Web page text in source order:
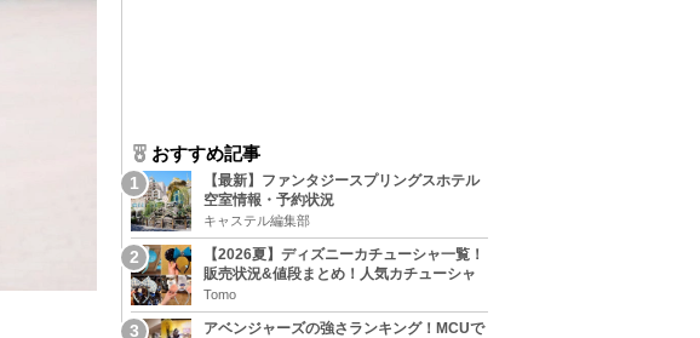
おすすめ記事
【最新】ファンタジースプリングスホテル
空室情報・予約状況
キャステル編集部
【2026夏】ディズニーカチューシャ一覧！
販売状況&値段まとめ！人気カチューシャ
をチェック
Tomo
アベンジャーズの強さランキング！MCUで